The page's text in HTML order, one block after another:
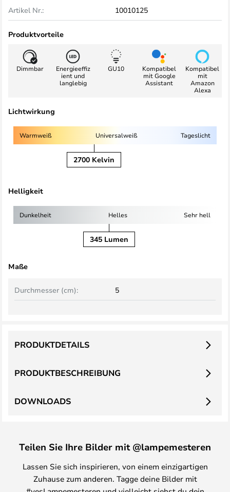
Artikel Nr.: 10010125
Produktvorteile
Dimmbar
Energieeffiz
ient und
langlebig
GU10
Kompatibel
mit Google
Assistant
Kompatibel
mit
Amazon
Alexa
Lichtwirkung
Warmweiß Universalweiß Tageslicht
2700 Kelvin
Helligkeit
Dunkelheit Helles Sehr hell
345 Lumen
Maße
Durchmesser (cm): 5
PRODUKTBESCHREIBUNG
PRODUKTDETAILS
DOWNLOADS
Teilen Sie Ihre Bilder mit @lampemesteren
Lassen Sie sich inspirieren, von einem einzigartigen
Zuhause zum anderen. Tagge deine Bilder mit